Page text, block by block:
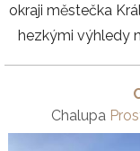
okraji městečka
hezkými výhledy
Chalupa